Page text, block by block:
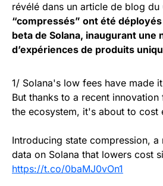
révélé dans un article de blog
“compressés” ont été
beta de Solana, inaugurant une
d’expériences de produits
1/ Solana's low fees have made
But thanks to a recent
the ecosystem, it's about to cost
Introducing state compression,
data on Solana that lowers cost
https://t.co/0baMJ0vOn1